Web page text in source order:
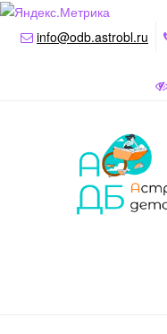
info@odb.astrobl.ru